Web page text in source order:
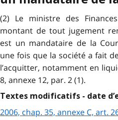
(2) Le ministre des
montant de tout jugement
est un mandataire de la
une fois que la société a fait
l’acquitter, notamment en
8, annexe 12, par. 2 (1).
Textes modificatifs - date
2006, chap. 35, annexe C, art.